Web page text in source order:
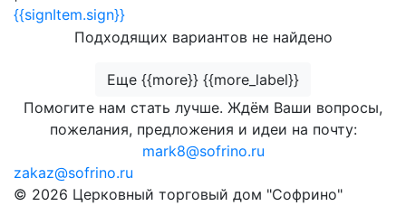
{{signItem.sign}}
Подходящих вариантов не найдено
Еще {{more}} {{more_label}}
Помогите нам стать лучше. Ждём Ваши вопросы,
пожелания, предложения и идеи на почту:
mark8@sofrino.ru
zakaz@sofrino.ru
© 2026 Церковный торговый дом "Софрино"